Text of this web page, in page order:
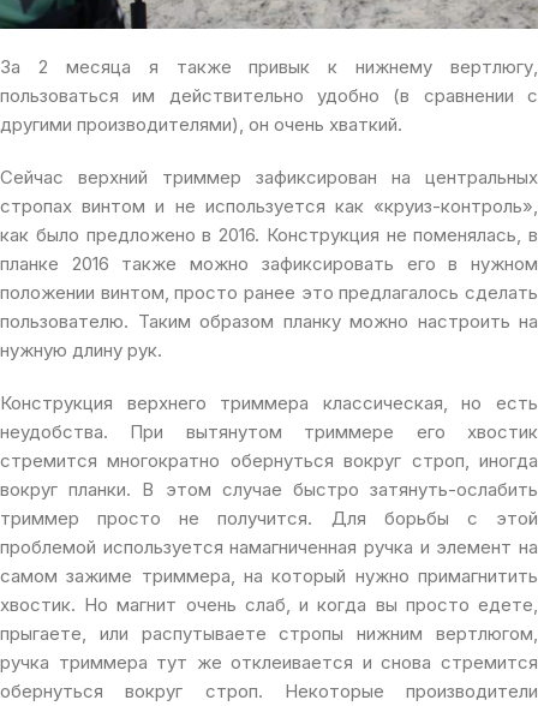
За 2 месяца я также привык к нижнему вертлюгу,
пользоваться им действительно удобно (в сравнении с
другими производителями), он очень хваткий.
Сейчас верхний триммер зафиксирован на центральных
стропах винтом и не используется как «круиз-контроль»,
как было предложено в 2016. Конструкция не поменялась, в
планке 2016 также можно зафиксировать его в нужном
положении винтом, просто ранее это предлагалось сделать
пользователю. Таким образом планку можно настроить на
нужную длину рук.
Конструкция верхнего триммера классическая, но есть
неудобства. При вытянутом триммере его хвостик
стремится многократно обернуться вокруг строп, иногда
вокруг планки. В этом случае быстро затянуть-ослабить
триммер просто не получится. Для борьбы с этой
проблемой используется намагниченная ручка и элемент на
самом зажиме триммера, на который нужно примагнитить
хвостик. Но магнит очень слаб, и когда вы просто едете,
прыгаете, или распутываете стропы нижним вертлюгом,
ручка триммера тут же отклеивается и снова стремится
обернуться вокруг строп. Некоторые производители